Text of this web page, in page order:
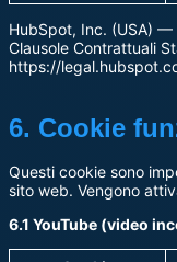
HubSpot, Inc. (USA) —
Clausole Contrattuali
https://
6. Cookie
Questi cookie sono
sito web. Vengono
6.1 YouTube (video